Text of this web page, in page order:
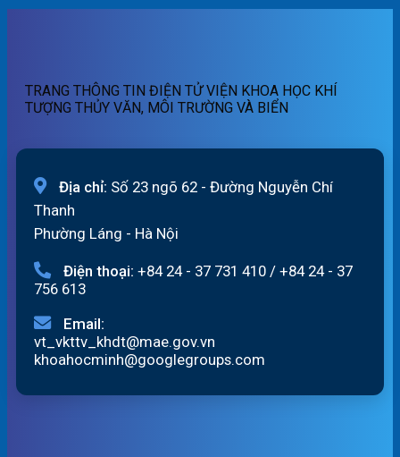
06/8/2026Hồng_IMHEMS_06.08.2026
lũ
06/8/2026
cảnh
ngày
06/08/2026
TRANG THÔNG TIN ĐIỆN TỬ VIỆN KHOA HỌC KHÍ
TƯỢNG THỦY VĂN, MÔI TRƯỜNG VÀ BIỂN
Địa chỉ: Số 23 ngõ 62 - Đường Nguyễn Chí
Thanh
Phường Láng - Hà Nội
Điện thoại: +84 24 - 37 731 410 / +84 24 - 37
756 613
Email:
vt_vkttv_khdt@mae.gov.vn
khoahocminh@googlegroups.com